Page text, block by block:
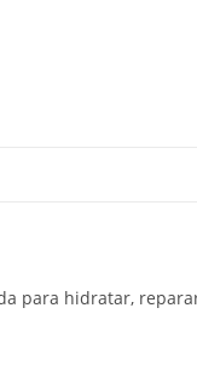
para hidratar,